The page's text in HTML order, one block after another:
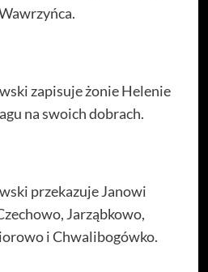
zapisuje żonie Helenie
na swoich dobrach.
przekazuje Janowi
Jarząbkowo,
i Chwalibogówko.